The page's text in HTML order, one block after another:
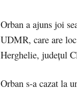
Orban a ajuns joi
UDMR, care are
Herghelie, județul
Orban s-a cazat la